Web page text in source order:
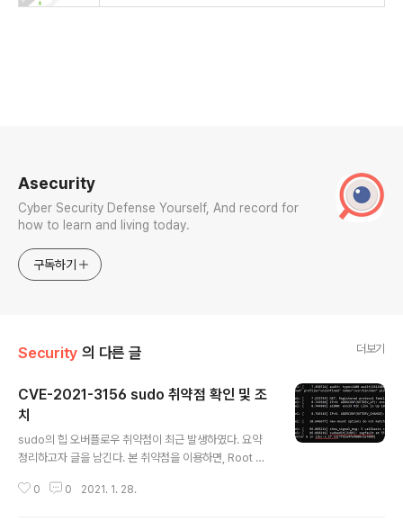
Asecurity
Cyber Security Defense Yourself, And record for
how to learn and living today.
구독하기
Security 의 다른 글 더보기
CVE-2021-3156 sudo 취약점 확인 및 조
치
sudo의 힙 오버플로우 취약점이 최근 발생하였다. 요약
정리하고자 글을 남긴다. 본 취약점을 이용하면, Root 권
보면 핵심은 아래와 같다. When sudo runs a comma
0 0 2021. 1. 28.